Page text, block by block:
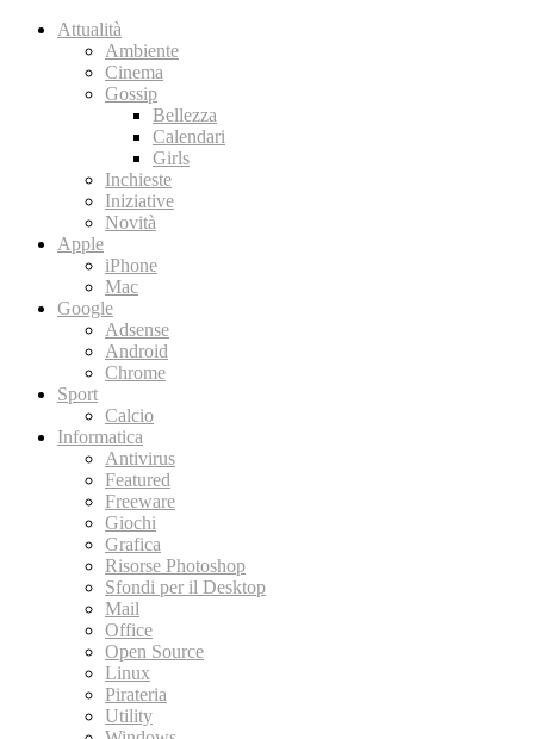
Attualità
Ambiente
Cinema
Gossip
Bellezza
Calendari
Girls
Inchieste
Iniziative
Novità
Apple
iPhone
Mac
Google
Adsense
Android
Chrome
Sport
Calcio
Informatica
Antivirus
Featured
Freeware
Giochi
Grafica
Risorse Photoshop
Sfondi per il Desktop
Mail
Office
Open Source
Linux
Pirateria
Utility